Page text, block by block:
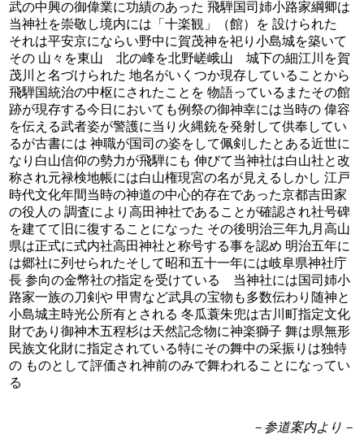
武の中興の御偉業に功績のあった 飛騨国司姉小路家綱卿は
当神社を崇敬し境内には「十楽観」（館）を 設けられた
それは平安京にならい野中に賀茂神を祀り小島城を築いて
その 山々を東山 北の峰を北野嵯峨山 城下の細江川を賀
茂川と名づけられた 地名がいくつか現存していることから
飛騨国統治の中枢にされたことを 物語っているまたその館
跡が現存する今日においても例祭の御神幸には当時の 偉容
を伝える武者姿が警護に当り火縄銃を発射して供奉してい
るが古書には 神職が国司の姿をして佩剣したとある近世に
なり白山信仰の勢力が飛騨にも 伸びて当神社は白山社と改
称され元禄検地帳には白山権現宮の名が見えるしかし 江戸
時代文化年間当時の神道の中心的存在であった京都吉田家
の役人の 調査により高田神社であることが確認され社号碑
を建てて旧に復することになった その後明治三年九月高山
県は正式に式内社高田神社と称号する事を認め 明治五年に
は郷社に列せられたそして昭和五十一年には岐阜県神社庁
長 参向の金幣社の指定を受けている 当神社には国司姉小
路家一族の刀剣や 甲冑など武具の宝物も多数伝わり随神と
小島城主時光公所有とされる 冬瓜蓑朱兜は古川町指定文化
財であり御神木五程杉は天然記念物に神楽獅子 舞は県無形
民族文化財に指定されている特にその舞中の采振りは独特
の ものとして評価され神前のみで舞われることになってい
る
－参道案内より－